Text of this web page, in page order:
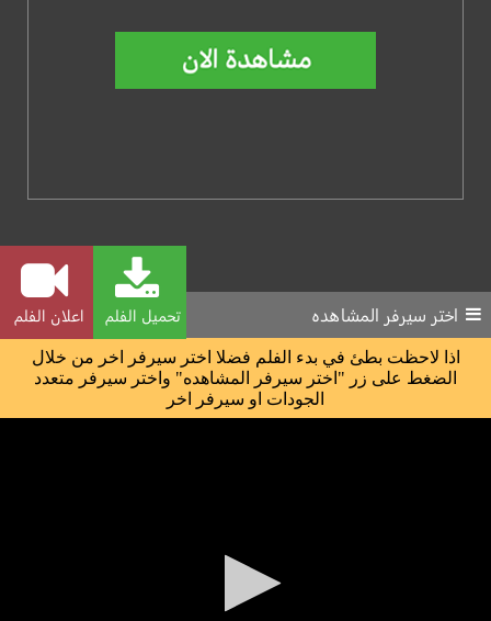
تحميل الفلم اعلان الفلم اختر سيرفر المشاهده
اذا لاحظت بطئ في بدء الفلم فضلا اختر سيرفر اخر من خلال
الضغط على زر "اختر سيرفر المشاهده" واختر سيرفر متعدد
الجودات او سيرفر اخر